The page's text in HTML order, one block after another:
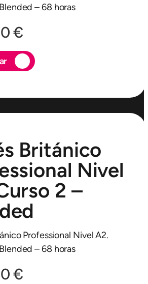
– 68 horas
€
Británico
Nivel
2 –
Professional Nivel A2.
– 68 horas
€